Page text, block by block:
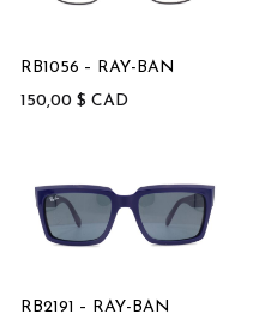
RB1056 – RAY-BAN
150,00 $ CAD
RB2191 – RAY-BAN